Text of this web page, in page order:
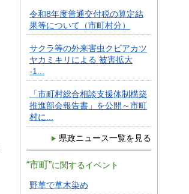
令和8年度普通交付税の算定結
果等について（市町村分）
サクラ等の外来害虫クビアカツ
ヤカミキリによる 被害拡大
-1...
「市町村総合相談支援体制構築
推進部会報告書」を公開～市町
村に...
県政ニュース一覧を見る
“市町”に関するイベント
野草で草木染め